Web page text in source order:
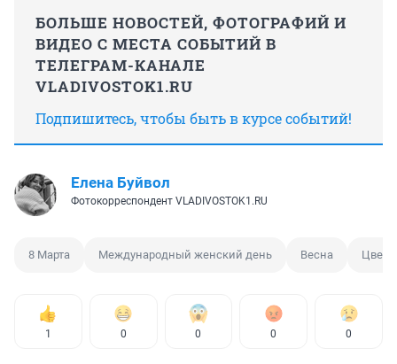
БОЛЬШЕ НОВОСТЕЙ, ФОТОГРАФИЙ И
ВИДЕО С МЕСТА СОБЫТИЙ В
ТЕЛЕГРАМ-КАНАЛЕ
VLADIVOSTOK1.RU
Подпишитесь, чтобы быть в курсе событий!
Елена Буйвол
Фотокорреспондент VLADIVOSTOK1.RU
8 Марта Международный женский день Весна Цветы
1 0 0 0 0